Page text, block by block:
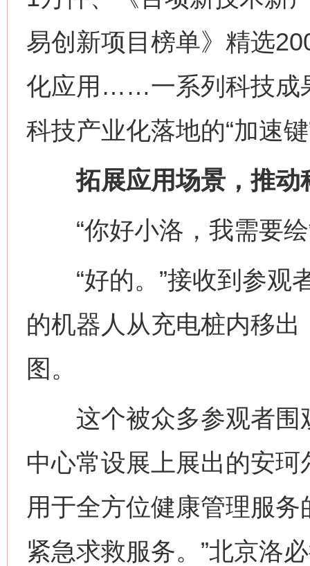
易创新项目榜单》精选
化应用……一系列科技成
科技产业化落地的“加速
拓展应用场景，推动
“你好小洛，我需要绘
“好的。”接收到参观
的机器人从充电桩内移
图。
这个被众多参观者围
中心常设展上展出的安
用于全方位健康管理服
紧急求救服务。”北京洛